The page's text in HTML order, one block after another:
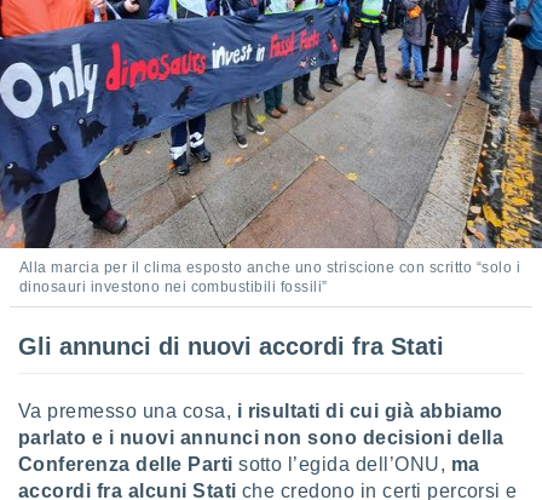
" o
cookie
sito
il
dei
e/o
la
della
creare
la
Alla marcia per il clima esposto anche uno striscione con scritto “solo i
dinosauri investono nei combustibili fossili”
Gli annunci di nuovi accordi fra Stati
Va premesso una cosa, i risultati di cui già abbiamo
parlato e i nuovi annunci non sono decisioni della
Conferenza delle Partisotto l’egida dell’ONU, ma
accordi fra alcuni Stati che credono in certi percorsi e